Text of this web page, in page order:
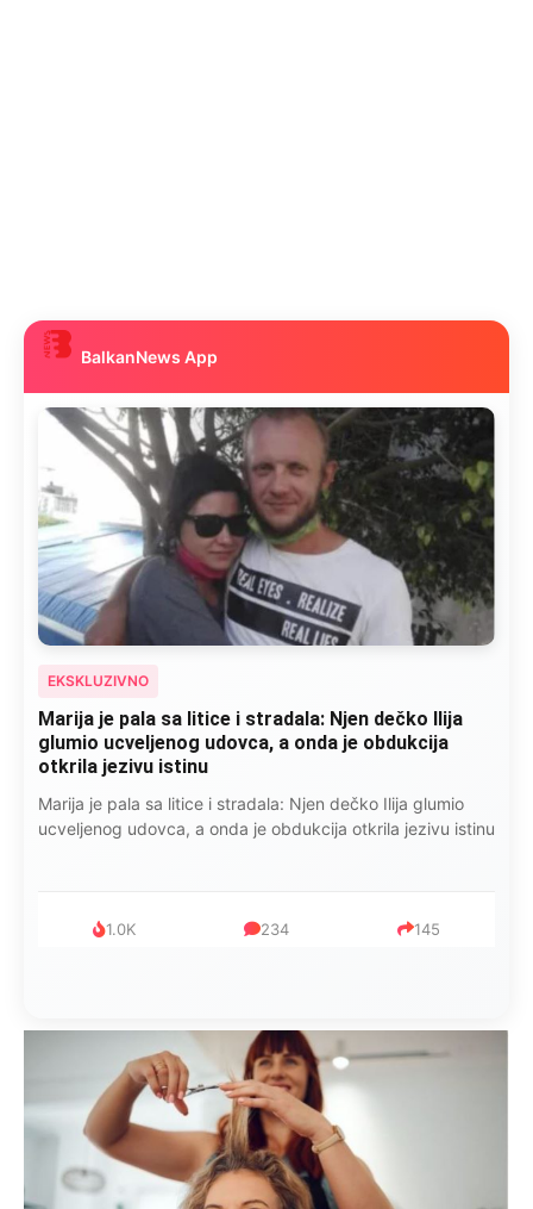
BalkanNews App
EKSKLUZIVNO
Marija je pala sa litice i stradala: Njen dečko Ilija
glumio ucveljenog udovca, a onda je obdukcija
otkrila jezivu istinu
Marija je pala sa litice i stradala: Njen dečko Ilija glumio
ucveljenog udovca, a onda je obdukcija otkrila jezivu istinu
1.0K 234 145